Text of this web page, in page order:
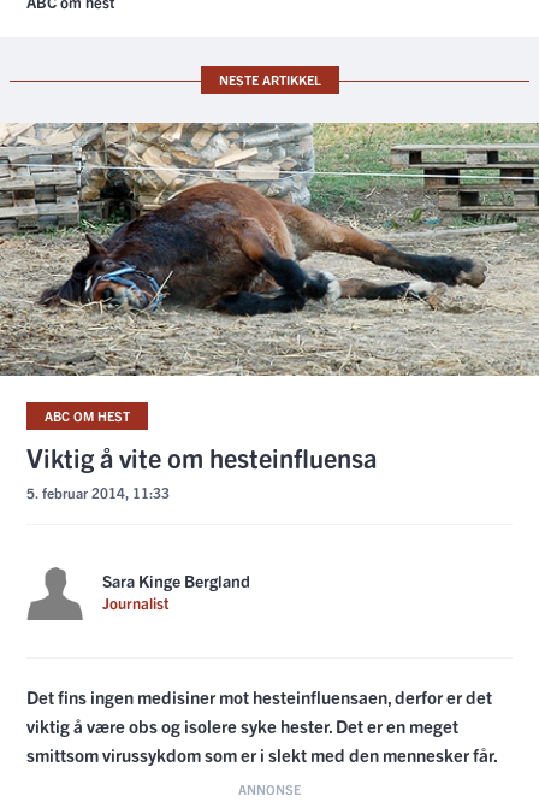
NESTE ARTIKKEL
ABC OM HEST
Viktig å vite om hesteinfluensa
5. februar 2014, 11:33
Sara Kinge Bergland
Journalist
Det fins ingen medisiner mot hesteinfluensaen, derfor er det
viktig å være obs og isolere syke hester. Det er en meget
smittsom virussykdom som er i slekt med den mennesker får.